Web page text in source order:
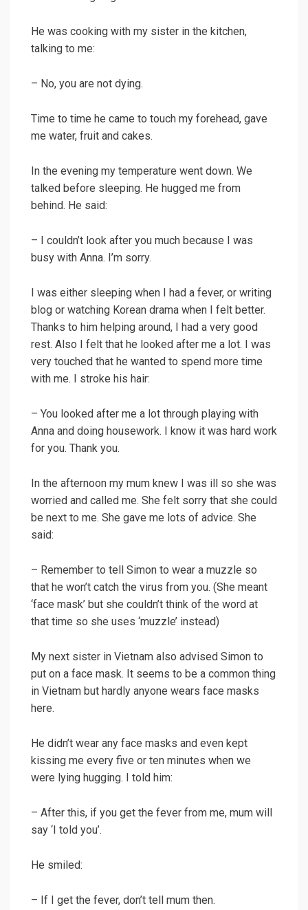
He was cooking with my sister in the kitchen,
talking to me:
– No, you are not dying.
Time to time he came to touch my forehead, gave
me water, fruit and cakes.
In the evening my temperature went down. We
talked before sleeping. He hugged me from
behind. He said:
– I couldn’t look after you much because I was
busy with Anna. I’m sorry.
I was either sleeping when I had a fever, or writing
blog or watching Korean drama when I felt better.
Thanks to him helping around, I had a very good
rest. Also I felt that he looked after me a lot. I was
very touched that he wanted to spend more time
with me. I stroke his hair:
– You looked after me a lot through playing with
Anna and doing housework. I know it was hard work
for you. Thank you.
In the afternoon my mum knew I was ill so she was
worried and called me. She felt sorry that she could
be next to me. She gave me lots of advice. She
said:
– Remember to tell Simon to wear a muzzle so
that he won’t catch the virus from you. (She meant
‘face mask’ but she couldn’t think of the word at
that time so she uses ‘muzzle’ instead)
My next sister in Vietnam also advised Simon to
put on a face mask. It seems to be a common thing
in Vietnam but hardly anyone wears face masks
here.
He didn’t wear any face masks and even kept
kissing me every five or ten minutes when we
were lying hugging. I told him:
– After this, if you get the fever from me, mum will
say ‘I told you’.
He smiled:
– If I get the fever, don’t tell mum then.